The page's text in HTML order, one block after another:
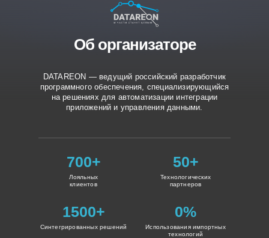
Об организаторе
DATAREON — ведущий российский разработчик
программного обеспечения, специализирующийся
на решениях для автоматизации интеграции
приложений и управления данными.
Лояльных
клиентов
Технологических
партнеров
Синтегрированных решений
Использования импортных
технологий
700+ 50+
1500+ 0%
Мы не только работаем на рынке
формировании, стремясь направить
класса продуктов на максимальную
российскому бизнесу, но с учетом